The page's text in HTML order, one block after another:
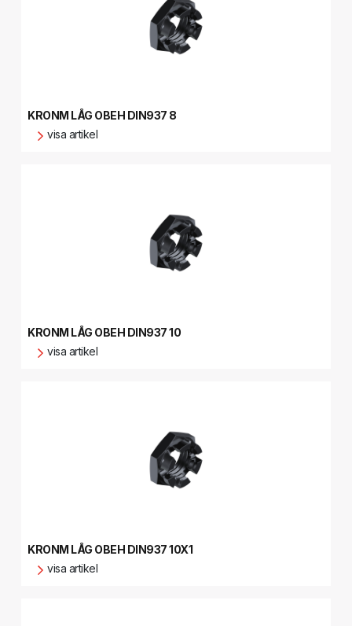
KRONM LÅG OBEH DIN937 8
visa artikel
KRONM LÅG OBEH DIN937 10
visa artikel
KRONM LÅG OBEH DIN937 10X1
visa artikel